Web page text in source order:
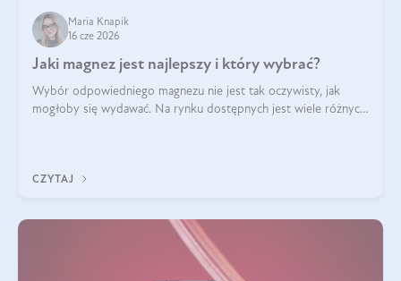
Maria Knapik
16 cze 2026
Jaki magnez jest najlepszy i który wybrać?
Wybór odpowiedniego magnezu nie jest tak oczywisty, jak
mogłoby się wydawać. Na rynku dostępnych jest wiele różnych
CZYTAJ